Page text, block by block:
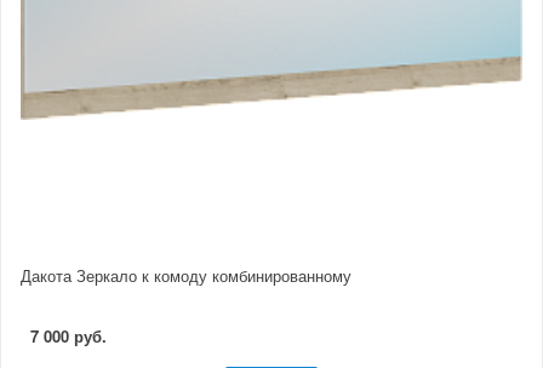
Дакота Зеркало к комоду комбинированному
7 000 руб.